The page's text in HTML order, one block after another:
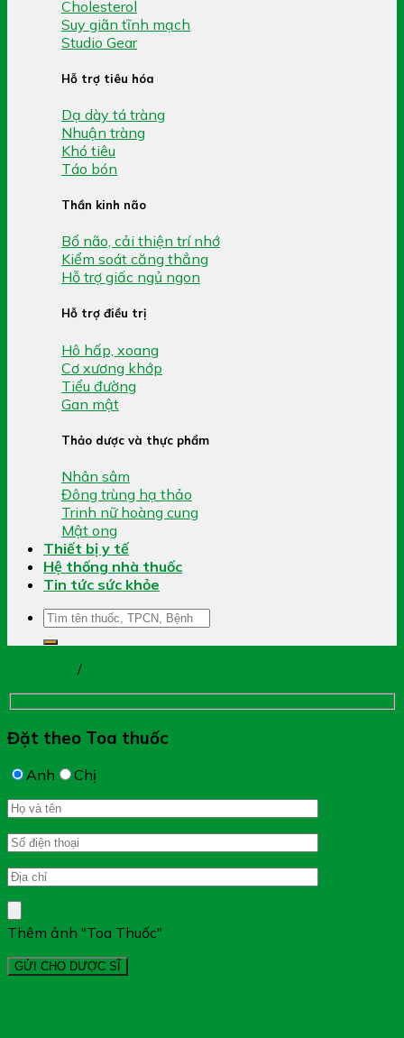
Cholesterol
Suy giãn tĩnh mạch
Studio Gear
Hỗ trợ tiêu hóa
Dạ dày tá tràng
Nhuận tràng
Khó tiêu
Táo bón
Thần kinh não
Bổ não, cải thiện trí nhớ
Kiểm soát căng thẳng
Hỗ trợ giấc ngủ ngon
Hỗ trợ điều trị
Hô hấp, xoang
Cơ xương khớp
Tiểu đường
Gan mật
Thảo dược và thực phẩm
Nhân sâm
Đông trùng hạ thảo
Trinh nữ hoàng cung
Mật ong
Thiết bị y tế
Hệ thống nhà thuốc
Tin tức sức khỏe
Tìm
kiếm:
/
Đặt theo Toa thuốc
Anh Chị
Thêm ảnh "Toa Thuốc"